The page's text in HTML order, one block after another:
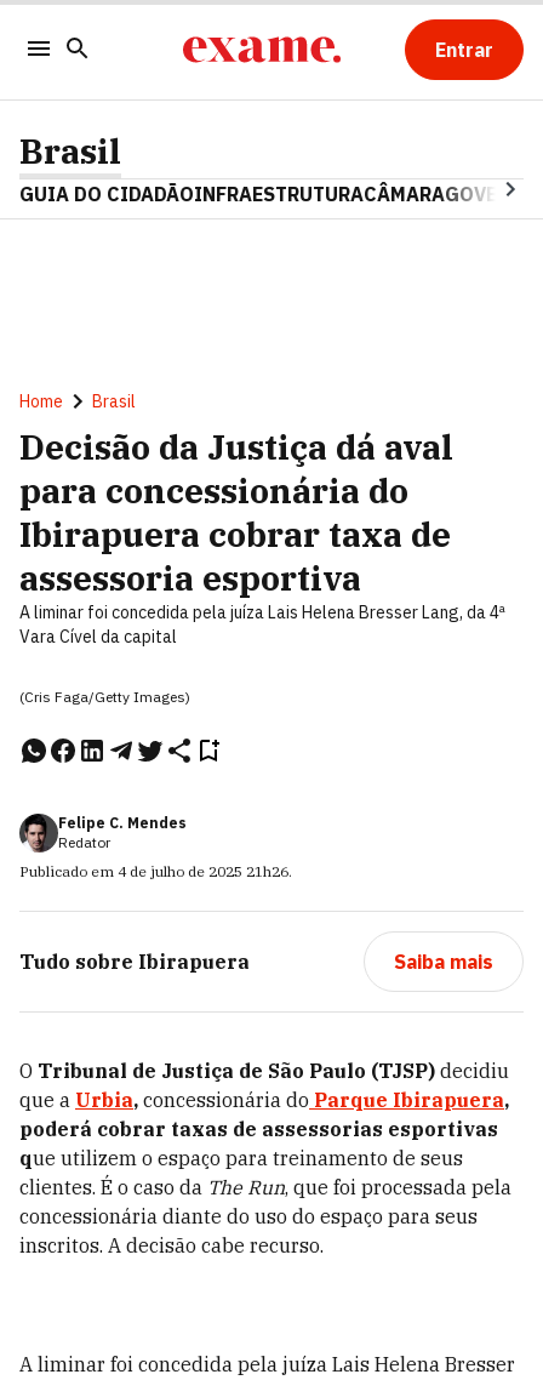
Entrar
Brasil
GUIA DO CIDADÃOINFRAESTRUTURACÂMARAGOVERNO
Home Brasil
Decisão da Justiça dá aval
para concessionária do
Ibirapuera cobrar taxa de
assessoria esportiva
A liminar foi concedida pela juíza Lais Helena Bresser Lang, da 4ª
Vara Cível da capital
(Cris Faga/Getty Images)
Felipe C. Mendes
Redator
Publicado em 4 de julho de 2025 21h26.
Tudo sobre Ibirapuera Saiba mais
O Tribunal de Justiça de São Paulo (TJSP) decidiu
que a Urbia, concessionária do Parque Ibirapuera,
poderá cobrar taxas de assessorias esportivas
que utilizem o espaço para treinamento de seus
clientes. É o caso da The Run, que foi processada pela
concessionária diante do uso do espaço para seus
inscritos. A decisão cabe recurso.
A liminar foi concedida pela juíza Lais Helena Bresser